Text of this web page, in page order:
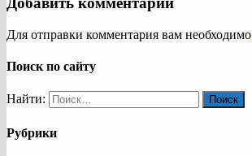
Для отправки комментария вам необходимо
Поиск по сайту
Найти:
Рубрики